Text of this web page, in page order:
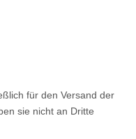
für den Versand der
sie nicht an Dritte